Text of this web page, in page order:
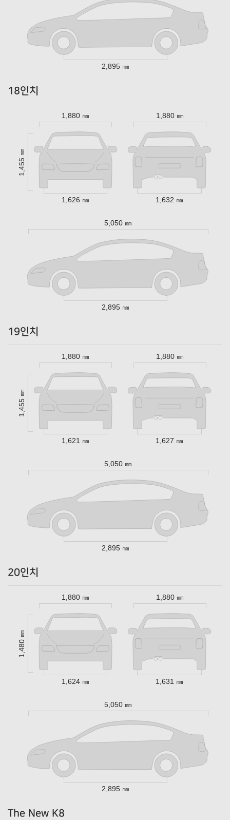
2,895 ㎜
18인치
1,880 ㎜ 1,880 ㎜
1,455 ㎜
1,626 ㎜ 1,632 ㎜
5,050 ㎜
2,895 ㎜
19인치
1,880 ㎜ 1,880 ㎜
1,455 ㎜
1,621 ㎜ 1,627 ㎜
5,050 ㎜
2,895 ㎜
20인치
1,880 ㎜ 1,880 ㎜
1,480 ㎜
1,624 ㎜ 1,631 ㎜
5,050 ㎜
2,895 ㎜
The New K8